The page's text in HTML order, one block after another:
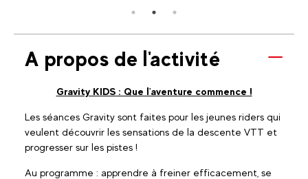
A propos de l'activité
Gravity KIDS : Que l'aventure commence !
Les séances Gravity sont faites pour les jeunes riders qui
veulent découvrir les sensations de la descente VTT et
progresser sur les pistes !
Au programme : apprendre à freiner efficacement, se